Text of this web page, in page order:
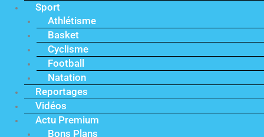
Sport
Athlétisme
Basket
Cyclisme
Football
Natation
Reportages
Vidéos
Actu Premium
Bons Plans